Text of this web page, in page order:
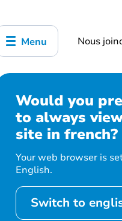
Menu Nous
Would you
to always
site in french?
Your web browser is
English.
Switch to
Accueil
événements et activités